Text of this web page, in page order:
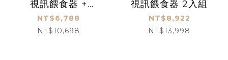
視訊餵食器 +
Kathy SO 智能自
動餵食器
NT$6,788
NT$10,698
視訊餵食器 2入組
NT$8,922
NT$13,998